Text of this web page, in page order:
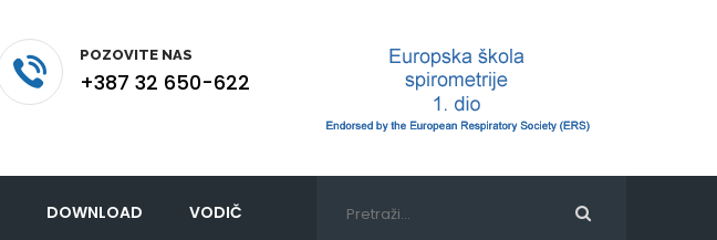
POZOVITE NAS
+387 32 650-622
DOWNLOAD VODIČ